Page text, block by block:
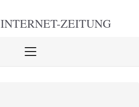
INTERNET-ZEITUNG
Menü